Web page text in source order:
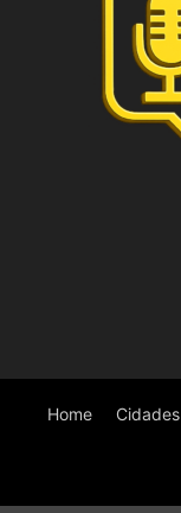
Home Cidades